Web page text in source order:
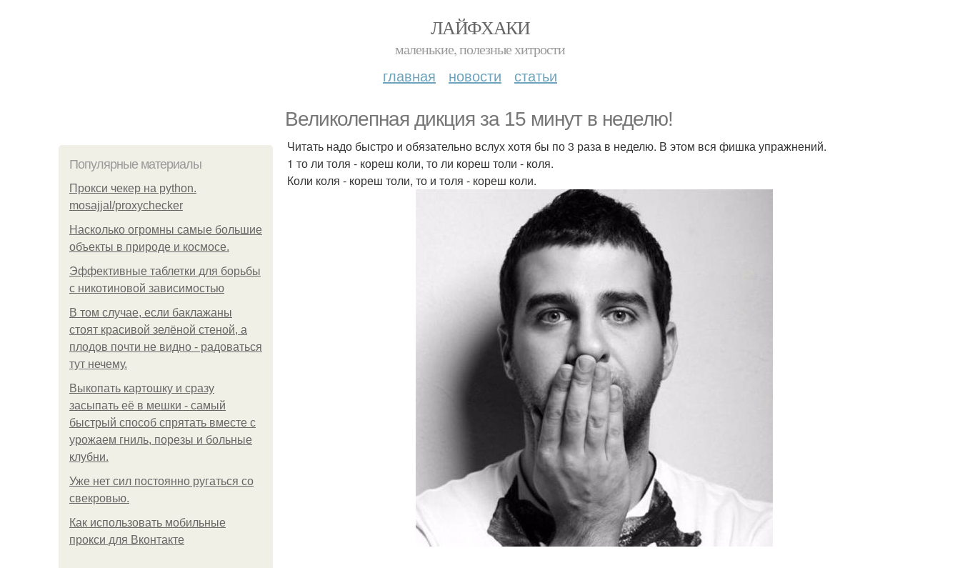
ЛАЙФХАКИ
маленькие, полезные хитрости
главная новости статьи
Великолепная дикция за 15 минут в неделю!
Популярные материалы
Прокси чекер на python.
mosajjal/proxychecker
Насколько огромны самые большие
объекты в природе и космосе.
Эффективные таблетки для борьбы
с никотиновой зависимостью
В том случае, если баклажаны
стоят красивой зелёной стеной, а
плодов почти не видно - радоваться
тут нечему.
Выкопать картошку и сразу
засыпать её в мешки - самый
быстрый способ спрятать вместе с
урожаем гниль, порезы и больные
клубни.
Уже нет сил постоянно ругаться со
свекровью.
Как использовать мобильные
прокси для Вконтакте
Читать надо быстро и обязательно вслух хотя бы по 3 раза в неделю. В этом вся фишка упражнений.
1 то ли толя - кореш коли, то ли кореш толи - коля.
Коли коля - кореш толи, то и толя - кореш коли.